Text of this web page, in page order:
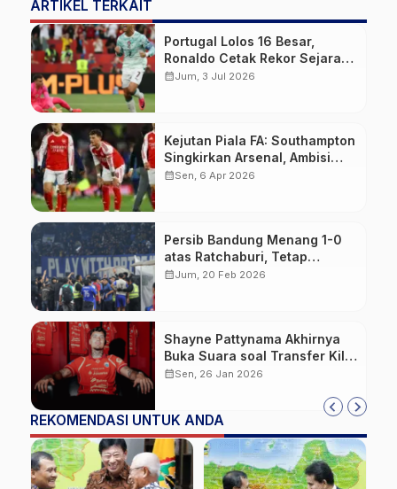
ARTIKEL TERKAIT
Portugal Lolos 16 Besar,
Ronaldo Cetak Rekor Sejarah
Baru
calendar_monthJum, 3 Jul 2026
Kejutan Piala FA: Southampton
Singkirkan Arsenal, Ambisi
Quadruple Skuad Mikel Arteta
calendar_monthSen, 6 Apr 2026
Persib Bandung Menang 1-0
atas Ratchaburi, Tetap
Tersingkir dari ACL 2
calendar_monthJum, 20 Feb 2026
Shayne Pattynama Akhirnya
Buka Suara soal Transfer Kilat
ke Persija Jakarta
calendar_monthSen, 26 Jan 2026
REKOMENDASI UNTUK ANDA